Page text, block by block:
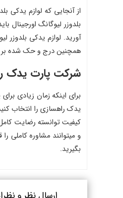
از آنجایی که لوازم یدکی
بلدوزر لیوگانگ اورجینال
آورید. لوازم یدکی بلدوزر
همچنین درج و حک شده بر
شرکت پارت یدک
برای اینکه زمان زیادی
یدک راهسازی را انتخاب
کیفیت توانسته رضایت
و میتوانند مشاوره کاملی
بگیرید.